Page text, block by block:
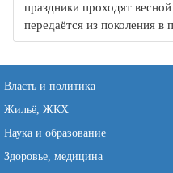
праздники проходят
передаётся из поколения в
Власть и политика
Жильё, ЖКХ
Наука и образование
Здоровье, медицина